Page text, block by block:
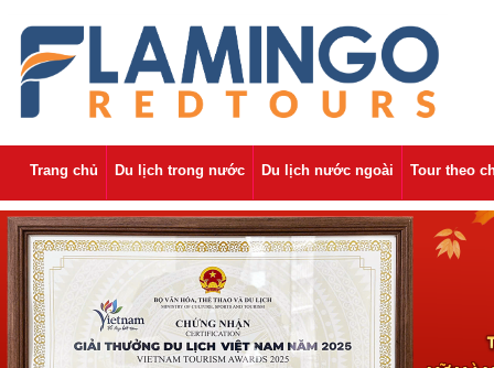
Trang chủ Du lịch trong nước Du lịch nước ngoài Tour theo